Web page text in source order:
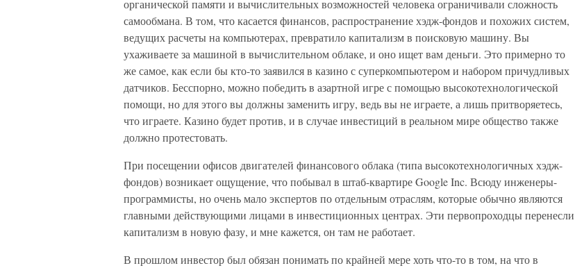
органической памяти и вычислительных возможностей человека ограничивали сложность
самообмана. В том, что касается финансов, распространение хэдж-фондов и похожих систем,
ведущих расчеты на компьютерах, превратило капитализм в поисковую машину. Вы
ухаживаете за машиной в вычислительном облаке, и оно ищет вам деньги. Это примерно то
же самое, как если бы кто-то заявился в казино с суперкомпьютером и набором причудливых
датчиков. Бесспорно, можно победить в азартной игре с помощью высокотехнологической
помощи, но для этого вы должны заменить игру, ведь вы не играете, а лишь притворяетесь,
что играете. Казино будет против, и в случае инвестиций в реальном мире общество также
должно протестовать.
При посещении офисов двигателей финансового облака (типа высокотехнологичных хэдж-
фондов) возникает ощущение, что побывал в штаб-квартире Google Inc. Всюду инженеры-
программисты, но очень мало экспертов по отдельным отраслям, которые обычно являются
главными действующими лицами в инвестиционных центрах. Эти первопроходцы перенесли
капитализм в новую фазу, и мне кажется, он там не работает.
В прошлом инвестор был обязан понимать по крайней мере хоть что-то в том, на что в